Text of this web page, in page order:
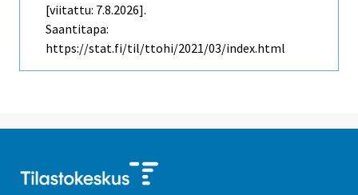
[viitattu: 7.8.2026].
Saantitapa:
https://stat.fi/til/ttohi/2021/03/index.html